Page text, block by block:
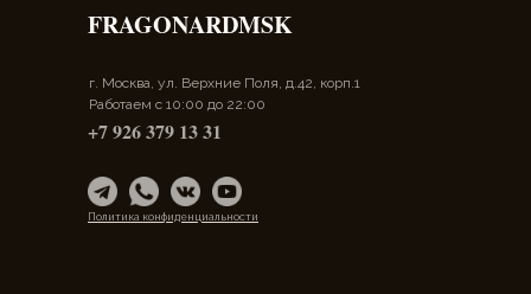
FRAGONARDMSK
+7 926 379 13 31
г. Москва, ул. Верхние Поля, д.42, корп.1
Работаем с 10:00 до 22:00
Политика конфиденциальности